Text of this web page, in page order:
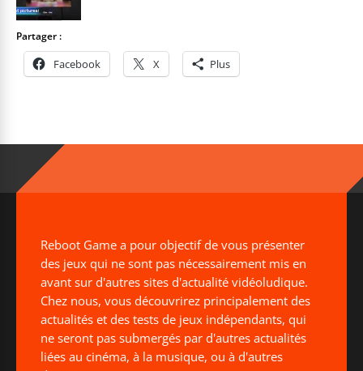
Partager :
Facebook X Plus
Reboot Game a pour objectif de vous présenter
des jeux qui ne sont pas nécessairement mis en
avant sur d'autres sites d'actualité vidéoludique.
Chez nous, vous découvrirez principalement des
actualités et des tests de jeux indépendants, qui
ne seront pas submergés par d'autres actualités
liées au cinéma, à la musique, ou à d'autres